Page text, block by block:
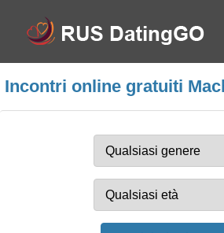
Incontri online gratuiti